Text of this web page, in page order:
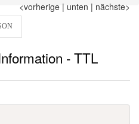
<vorherige | unten | nächste>
- TTL